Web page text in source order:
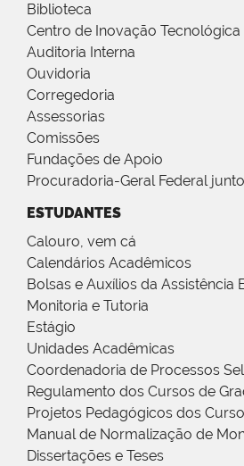
Biblioteca
Centro de Inovação Tecnológica
Auditoria Interna
Ouvidoria
Corregedoria
Assessorias
Comissões
Fundações de Apoio
Procuradoria-Geral Federal
ESTUDANTES
Calouro, vem cá
Calendários Acadêmicos
Bolsas e Auxílios da Assistência
Monitoria e Tutoria
Estágio
Unidades Acadêmicas
Coordenadoria de Processos
Regulamento dos Cursos de
Projetos Pedagógicos dos
Manual de Normalização de
Dissertações e Teses